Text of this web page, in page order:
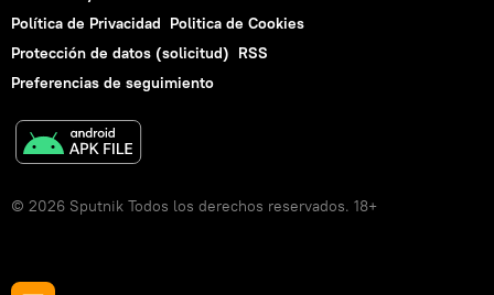
Política de Privacidad Politica de Cookies
Protección de datos (solicitud) RSS
Preferencias de seguimiento
© 2026 Sputnik Todos los derechos reservados. 18+